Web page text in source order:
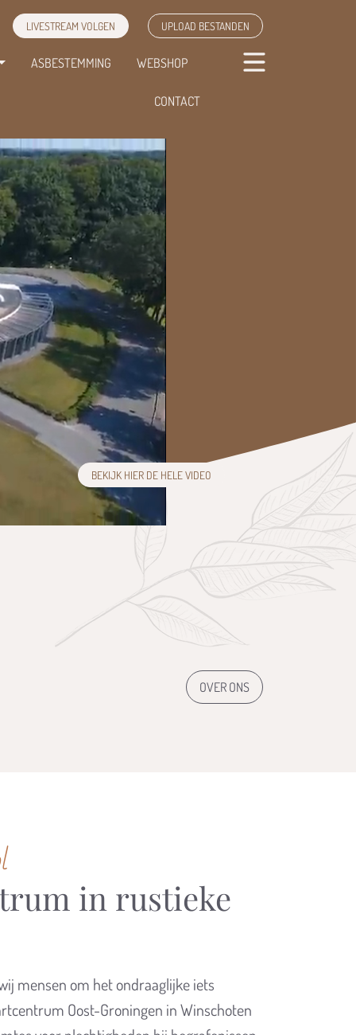
LIVESTREAM VOLGEN UPLOAD BESTANDEN
ASBESTEMMING WEBSHOP
CONTACT
BEKIJK HIER DE HELE VIDEO
OVER ONS
in rustieke
mensen om het ondraaglijke iets
Oost-Groningen in Winschoten